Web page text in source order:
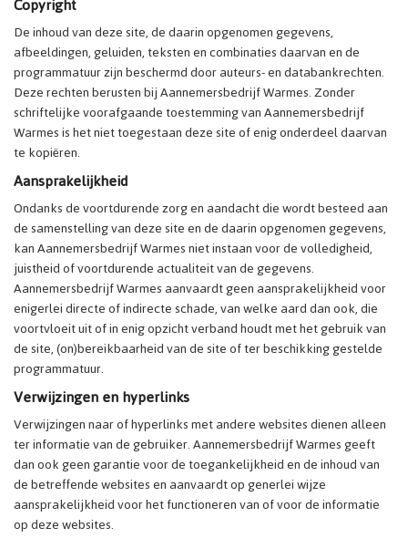
De inhoud van deze site, de daarin opgenomen gegevens,
afbeeldingen, geluiden, teksten en combinaties daarvan en de
programmatuur zijn beschermd door auteurs- en databankrechten.
Deze rechten berusten bij Aannemersbedrijf Warmes. Zonder
schriftelijke voorafgaande toestemming van Aannemersbedrijf
Warmes is het niet toegestaan deze site of enig onderdeel daarvan
te kopiëren.
Aansprakelijkheid
Ondanks de voortdurende zorg en aandacht die wordt besteed aan
de samenstelling van deze site en de daarin opgenomen gegevens,
kan Aannemersbedrijf Warmes niet instaan voor de volledigheid,
juistheid of voortdurende actualiteit van de gegevens.
Aannemersbedrijf Warmes aanvaardt geen aansprakelijkheid voor
enigerlei directe of indirecte schade, van welke aard dan ook, die
voortvloeit uit of in enig opzicht verband houdt met het gebruik van
de site, (on)bereikbaarheid van de site of ter beschikking gestelde
programmatuur.
Verwijzingen en hyperlinks
Verwijzingen naar of hyperlinks met andere websites dienen alleen
ter informatie van de gebruiker. Aannemersbedrijf Warmes geeft
dan ook geen garantie voor de toegankelijkheid en de inhoud van
de betreffende websites en aanvaardt op generlei wijze
aansprakelijkheid voor het functioneren van of voor de informatie
op deze websites.